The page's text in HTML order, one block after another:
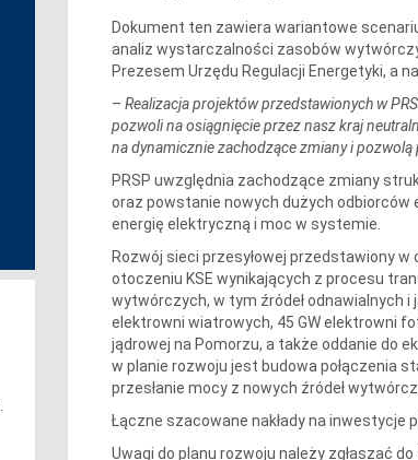
Dokument ten zawiera wariantowe
analiz wystarczalności zasobów
Prezesem Urzędu Regulacji Energetyki, a
– Realizacja projektów przedstawionych w
pozwoli na osiągnięcie przez nasz kraj
na dynamicznie zachodzące zmiany i
PRSP uwzględnia zachodzące zmiany
oraz powstanie nowych dużych odbiorców
energię elektryczną i moc w systemie.
Rozwój sieci przesyłowej przedstawiony
otoczeniu KSE wynikających z procesu
wytwórczych, w tym źródeł odnawialnych i
elektrowni wiatrowych, 45 GW elektrowni
jądrowej na Pomorzu, a także oddanie do
w planie rozwoju jest budowa połączenia
przesłanie mocy z nowych źródeł
Łączne szacowane nakłady na inwestycje
Uwagi do planu rozwoju należy zgłaszać